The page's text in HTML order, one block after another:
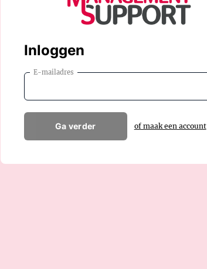
Inloggen
E-mailadres
Ga verder of maak een account